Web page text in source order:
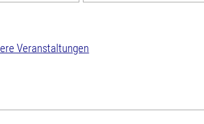
Veranstaltungen